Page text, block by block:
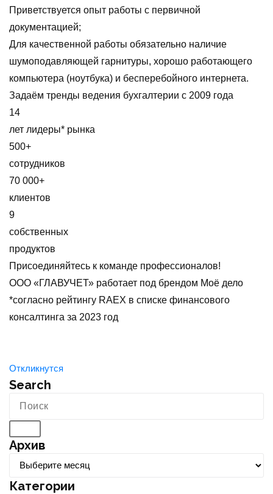
Приветствуется опыт работы с первичной
документацией;
Для качественной работы обязательно наличие
шумоподавляющей гарнитуры, хорошо работающего
компьютера (ноутбука) и бесперебойного интернета.
Задаём тренды ведения бухгалтерии с 2009 года
14
лет лидеры* рынка
500+
сотрудников
70 000+
клиентов
9
собственных
продуктов
Присоединяйтесь к команде профессионалов!
ООО «ГЛАВУЧЕТ» работает под брендом Моё дело
*согласно рейтингу RAEX в списке финансового
консалтинга за 2023 год
Откликнутся
Search
Архив
Категории